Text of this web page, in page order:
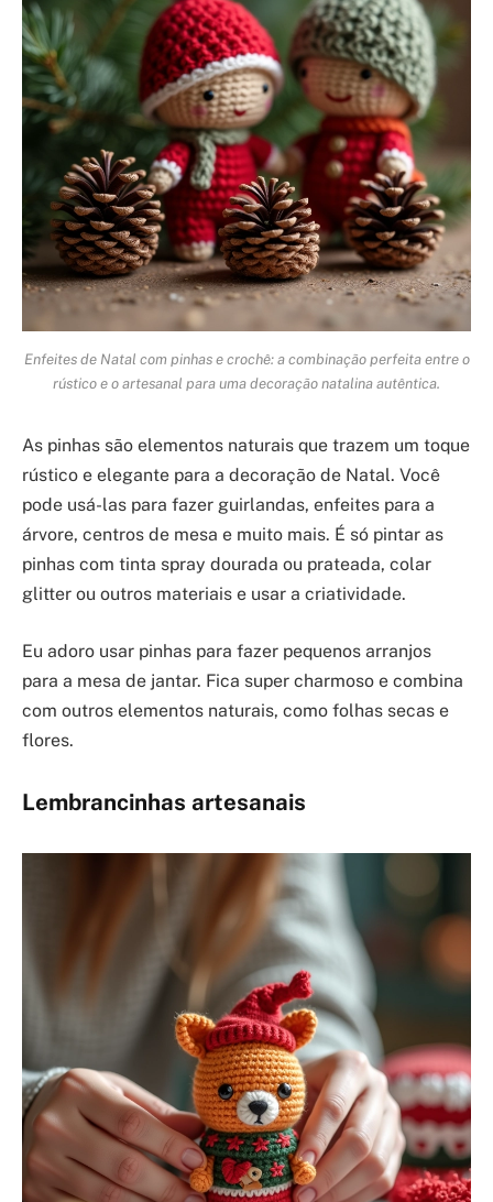
Enfeites de Natal com pinhas e crochê: a combinação perfeita entre o
rústico e o artesanal para uma decoração natalina autêntica.
As pinhas são elementos naturais que trazem um toque
rústico e elegante para a decoração de Natal. Você
pode usá-las para fazer guirlandas, enfeites para a
árvore, centros de mesa e muito mais. É só pintar as
pinhas com tinta spray dourada ou prateada, colar
glitter ou outros materiais e usar a criatividade.
Eu adoro usar pinhas para fazer pequenos arranjos
para a mesa de jantar. Fica super charmoso e combina
com outros elementos naturais, como folhas secas e
flores.
Lembrancinhas artesanais